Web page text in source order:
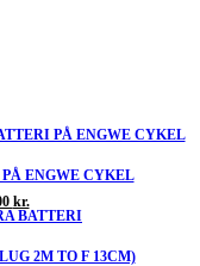
PÅ ENGWE CYKEL
ENGWE CYKEL
kr.Den
aktuelle
er:
BATTERI
2M TO F 13CM)